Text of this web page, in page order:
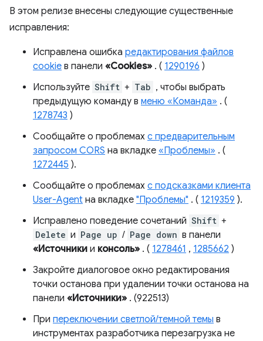
В этом релизе внесены следующие существенные
исправления:
Исправлена ​​ошибка редактирования файлов
cookie в панели «Cookies» . ( 1290196 )
Используйте Shift + Tab , чтобы выбрать
предыдущую команду в меню «Команда» . (
1278743 )
Сообщайте о проблемах с предварительным
запросом CORS на вкладке «Проблемы» . (
1272445 ).
Сообщайте о проблемах с подсказками клиента
User-Agent на вкладке "Проблемы" . ( 1219359 ).
Исправлено поведение сочетаний Shift +
Delete и Page up / Page down в панели
«Источники и консоль» . ( 1278461 , 1285662 )
Закройте диалоговое окно редактирования
точки останова при удалении точки останова на
панели «Источники» . (922513)
При переключении светлой/темной темы в
инструментах разработчика перезагрузка не